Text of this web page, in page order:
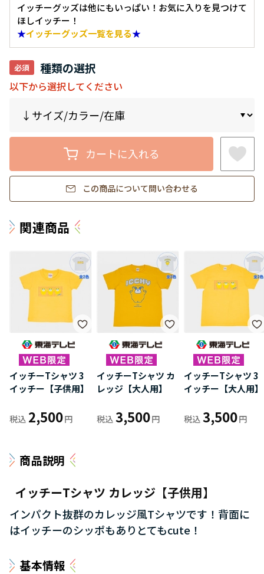
イッチーグッズは他にもいっぱい！お気に入りを見つけて
ほしイッチー！
★イッチーグッズ一覧を見る★
種類の選択
以下から選択してください
カートに入れる
この商品について問い合わせる
関連商品
イッチーTシャツ 3
イッチー【子供用】
2,500
イッチーTシャツ カ
レッジ【大人用】
3,500
イッチーTシャツ 3
イッチー【大人用】
3,500
商品説明
イッチーTシャツ カレッジ【子供用】
インパクト抜群のカレッジ風Tシャツです！背面に
はイッチーのシッポもありとてもcute！
基本情報